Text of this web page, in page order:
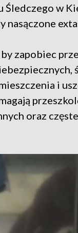
w
nasączone
zapobiec
i
oraz